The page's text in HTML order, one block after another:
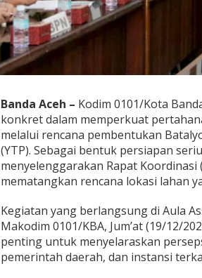
B
A
G
e
a
P
e
r
t
e
m
u
a
L
i
n
a
Banda Aceh – Kodim 0101/Kota
konkret dalam memperkuat
melalui rencana pembentukan
(YTP). Sebagai bentuk persiapan
menyelenggarakan Rapat
mematangkan rencana lokasi lahan
Kegiatan yang berlangsung di Aula
Makodim 0101/KBA, Jum’at (19/12/
penting untuk menyelaraskan
pemerintah daerah, dan instansi